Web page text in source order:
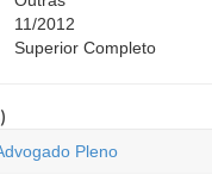
11/2012
Superior Completo
Pleno